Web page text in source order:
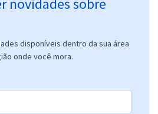
novidades sobre
disponíveis dentro da sua área
onde você mora.